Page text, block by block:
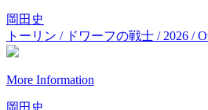
岡田史
トーリン / ドワーフの戦士 / 2026 /
More Information
岡田史